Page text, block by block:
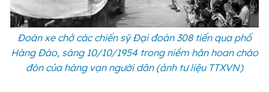
Đoàn xe chở các chiến sỹ Đại đoàn 308 tiến qua phố
Hàng Đào, sáng 10/10/1954 trong niềm hân hoan chào
đón của hàng vạn người dân (ảnh tư liệu TTXVN)